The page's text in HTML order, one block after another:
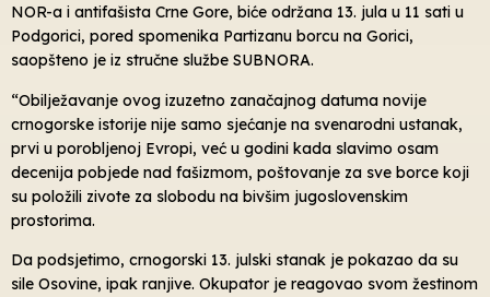
NOR-a i antifašista Crne Gore, biće održana 13. jula u 11 sati u
Podgorici, pored spomenika Partizanu borcu na Gorici,
saopšteno je iz stručne službe SUBNORA.
“Obilježavanje ovog izuzetno zanačajnog datuma novije
crnogorske istorije nije samo sjećanje na svenarodni ustanak,
prvi u porobljenoj Evropi, već u godini kada slavimo osam
decenija pobjede nad fašizmom, poštovanje za sve borce koji
su položili zivote za slobodu na bivšim jugoslovenskim
prostorima.
Da podsjetimo, crnogorski 13. julski stanak je pokazao da su
sile Osovine, ipak ranjive. Okupator je reagovao svom žestinom